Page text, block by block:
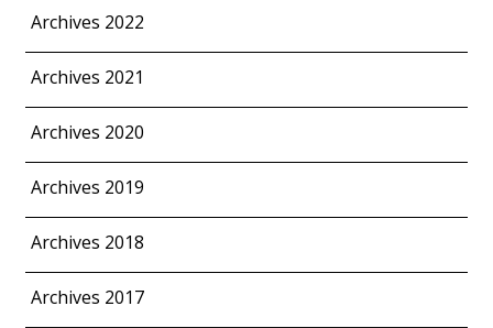
Archives 2022
Archives 2021
Archives 2020
Archives 2019
Archives 2018
Archives 2017